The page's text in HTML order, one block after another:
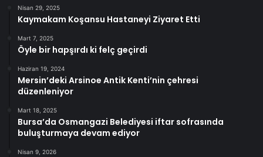
Nisan 29, 2025
Kaymakam Koşansu Hastaneyi Ziyaret Etti
Mart 7, 2025
Öyle bir hapşırdı ki felç geçirdi
Haziran 19, 2024
Mersin’deki Arsinoe Antik Kenti’nin çehresi
düzenleniyor
Mart 18, 2025
Bursa’da Osmangazi Belediyesi iftar sofrasında
buluşturmaya devam ediyor
Nisan 9, 2026